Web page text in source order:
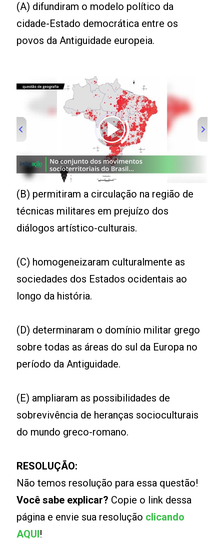
(A) difundiram o modelo político da
cidade-Estado democrática entre os
povos da Antiguidade europeia.
00:00/01:00
(B) permitiram a circulação na região de
técnicas militares em prejuízo dos
diálogos artístico-culturais.
(C) homogeneizaram culturalmente as
sociedades dos Estados ocidentais ao
longo da história.
(D) determinaram o domínio militar grego
sobre todas as áreas do sul da Europa no
período da Antiguidade.
(E) ampliaram as possibilidades de
sobrevivência de heranças socioculturais
do mundo greco-romano.
RESOLUÇÃO:
Não temos resolução para essa questão!
Você sabe explicar? Copie o link dessa
página e envie sua resolução clicando
AQUI!